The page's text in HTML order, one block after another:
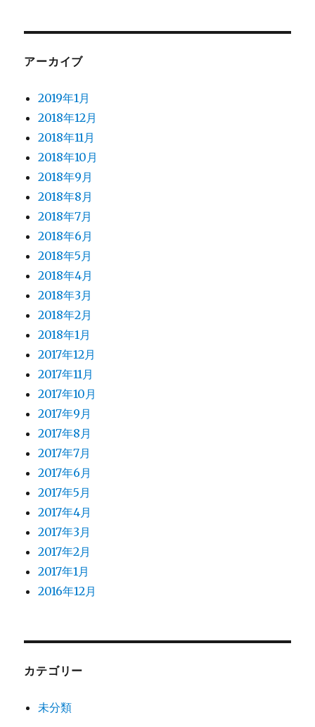
アーカイブ
2019年1月
2018年12月
2018年11月
2018年10月
2018年9月
2018年8月
2018年7月
2018年6月
2018年5月
2018年4月
2018年3月
2018年2月
2018年1月
2017年12月
2017年11月
2017年10月
2017年9月
2017年8月
2017年7月
2017年6月
2017年5月
2017年4月
2017年3月
2017年2月
2017年1月
2016年12月
カテゴリー
未分類